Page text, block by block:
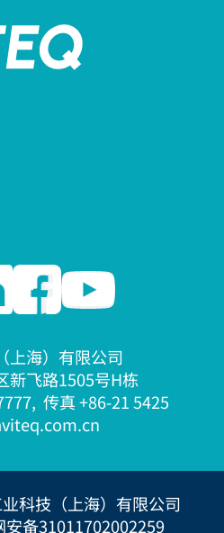
上海）有限公司
新飞路1505号H栋
传真 +86-21 5425
科技（上海）有限公司
安备31011702002259